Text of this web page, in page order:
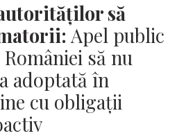
să
Apel public
să nu
adoptată în
cu obligații